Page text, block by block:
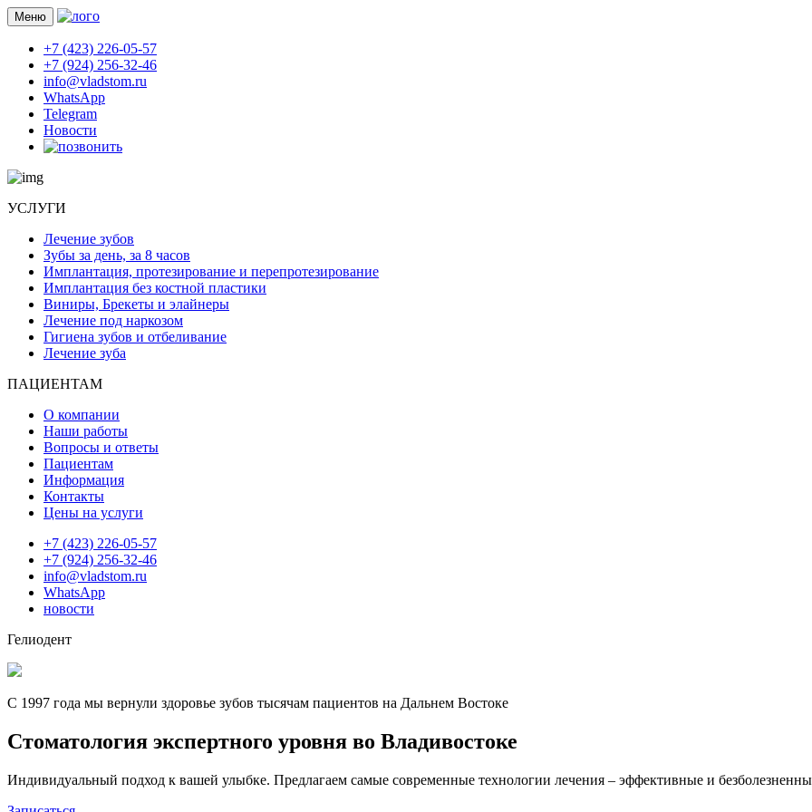
Меню
+7 (423) 226-05-57
+7 (924) 256-32-46
info@vladstom.ru
WhatsApp
Telegram
Новости
УСЛУГИ
Лечение зубов
Зубы за день, за 8 часов
Имплантация, протезирование и перепротезирование
Имплантация без костной пластики
Виниры, Брекеты и элайнеры
Лечение под наркозом
Гигиена зубов и отбеливание
Лечение зуба
ПАЦИЕНТАМ
О компании
Наши работы
Вопросы и ответы
Пациентам
Информация
Контакты
Цены на услуги
+7 (423) 226-05-57
+7 (924) 256-32-46
info@vladstom.ru
WhatsApp
новости
Гелиодент
С 1997 года мы вернули здоровье зубов тысячам пациентов на Дальнем Востоке
Стоматология экспертного уровня во Владивостоке
Индивидуальный подход к вашей улыбке. Предлагаем самые современные технологии лечения – эффективные и